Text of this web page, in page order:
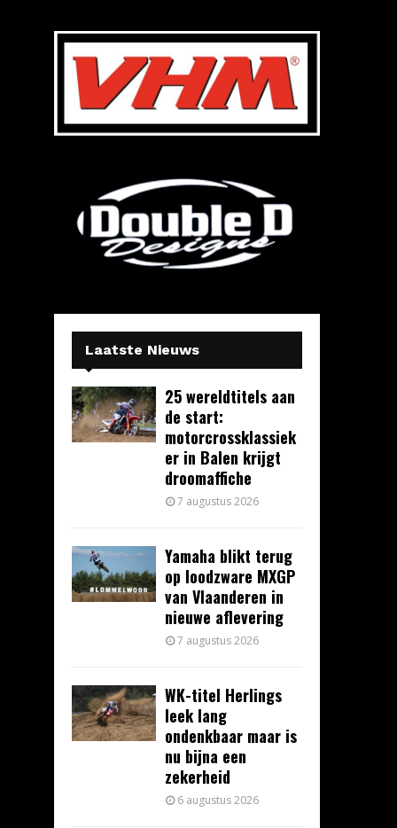
Laatste Nieuws
25 wereldtitels aan
de start:
motorcrossklassiek
er in Balen krijgt
droomaffiche
7 augustus 2026
Yamaha blikt terug
op loodzware MXGP
van Vlaanderen in
nieuwe aflevering
7 augustus 2026
WK-titel Herlings
leek lang
ondenkbaar maar is
nu bijna een
zekerheid
6 augustus 2026